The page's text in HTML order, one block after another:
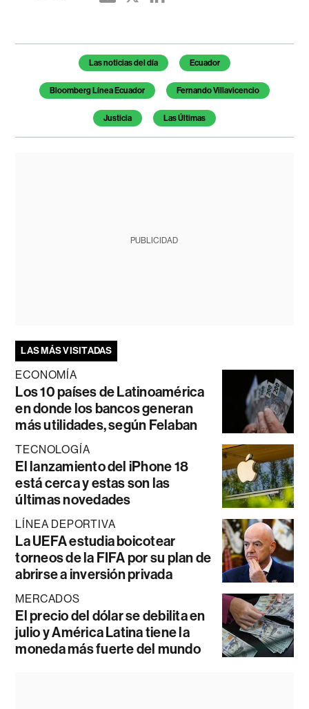
Temas de este artículo
Las noticias del día Ecuador
Bloomberg Línea Ecuador Fernando Villavicencio
Justicia Las Últimas
PUBLICIDAD
LAS MÁS VISITADAS
ECONOMÍA
Los 10 países de Latinoamérica
en donde los bancos generan
más utilidades, según Felaban
TECNOLOGÍA
El lanzamiento del iPhone 18
está cerca y estas son las
últimas novedades
LÍNEA DEPORTIVA
La UEFA estudia boicotear
torneos de la FIFA por su plan de
abrirse a inversión privada
MERCADOS
El precio del dólar se debilita en
julio y América Latina tiene la
moneda más fuerte del mundo